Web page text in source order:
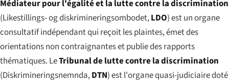
Médiateur pour l'égalité et la lutte contre la discrimination
(Likestillings- og diskrimineringsombodet,LDO) est un organe
consultatif indépendant qui reçoit les plaintes, émet des
orientations non contraignantes et publie des rapports
thématiques. LeTribunal de lutte contre la discrimination
(Diskrimineringsnemnda,DTN) est l'organe quasi-judiciaire doté